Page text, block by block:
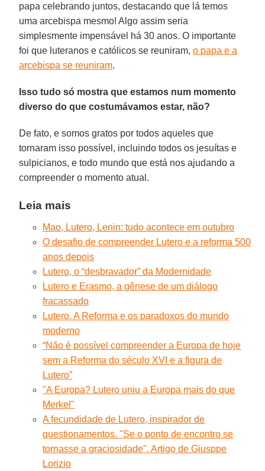
papa celebrando juntos, destacando que lá temos
uma arcebispa mesmo! Algo assim seria
simplesmente impensável há 30 anos. O importante
foi que luteranos e católicos se reuniram,o papa e a
arcebispa se reuniram.
Isso tudo só mostra que estamos num momento
diverso do que costumávamos estar, não?
De fato, e somos gratos por todos aqueles que
tornaram isso possível, incluindo todos os jesuítas e
sulpicianos, e todo mundo que está nos ajudando a
compreender o momento atual.
Leia mais
Mao, Lutero, Lenin: tudo acontece em outubro
O desafio de compreender Lutero e a reforma 500
anos depois
Lutero, o “desbravador” da Modernidade
Lutero e Erasmo, a gênese de um diálogo
fracassado
Lutero. A Reforma e os paradoxos do mundo
moderno
“Não é possível compreender a Europa de hoje
sem a Reforma do século XVI e a figura de
Lutero”
"A Europa? Lutero uniu a Europa mais do que
Merkel"
A fecundidade de Lutero, inspirador de
questionamentos. "Se o ponto de encontro se
tornasse a graciosidade". Artigo de Giusppe
Lorizio